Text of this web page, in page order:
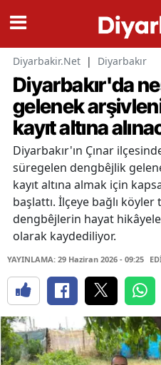
Diyarbakir.Net | Diyarbakır
Diyarbakır'da
gelenek
kayıt altına
Diyarbakır'ın Çınar
süregelen dengbêjlik
kayıt altına almak için
başlattı. İlçeye bağlı
dengbêjlerin hayat
olarak kaydediliyor.
YAYINLAMA: 29 Haziran 2026 - 09:25